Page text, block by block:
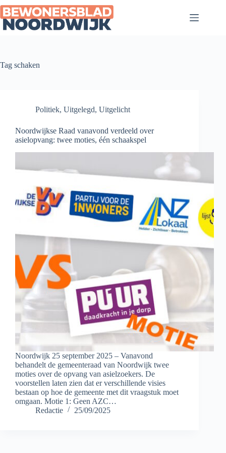
Ga
naar
de
inhoud
Tag schaken
Politiek, Uitgelegd, Uitgelicht
Noordwijkse Raad vanavond verdeeld over
asielopvang: twee moties, één schaakspel
Noordwijk 25 september 2025 – Vanavond
behandelt de gemeenteraad van Noordwijk twee
moties over de opvang van asielzoekers. De
voorstellen laten zien dat er verschillende visies
bestaan op hoe de gemeente met dit vraagstuk moet
omgaan. Motie 1: Geen AZC…
Redactie
25/09/2025